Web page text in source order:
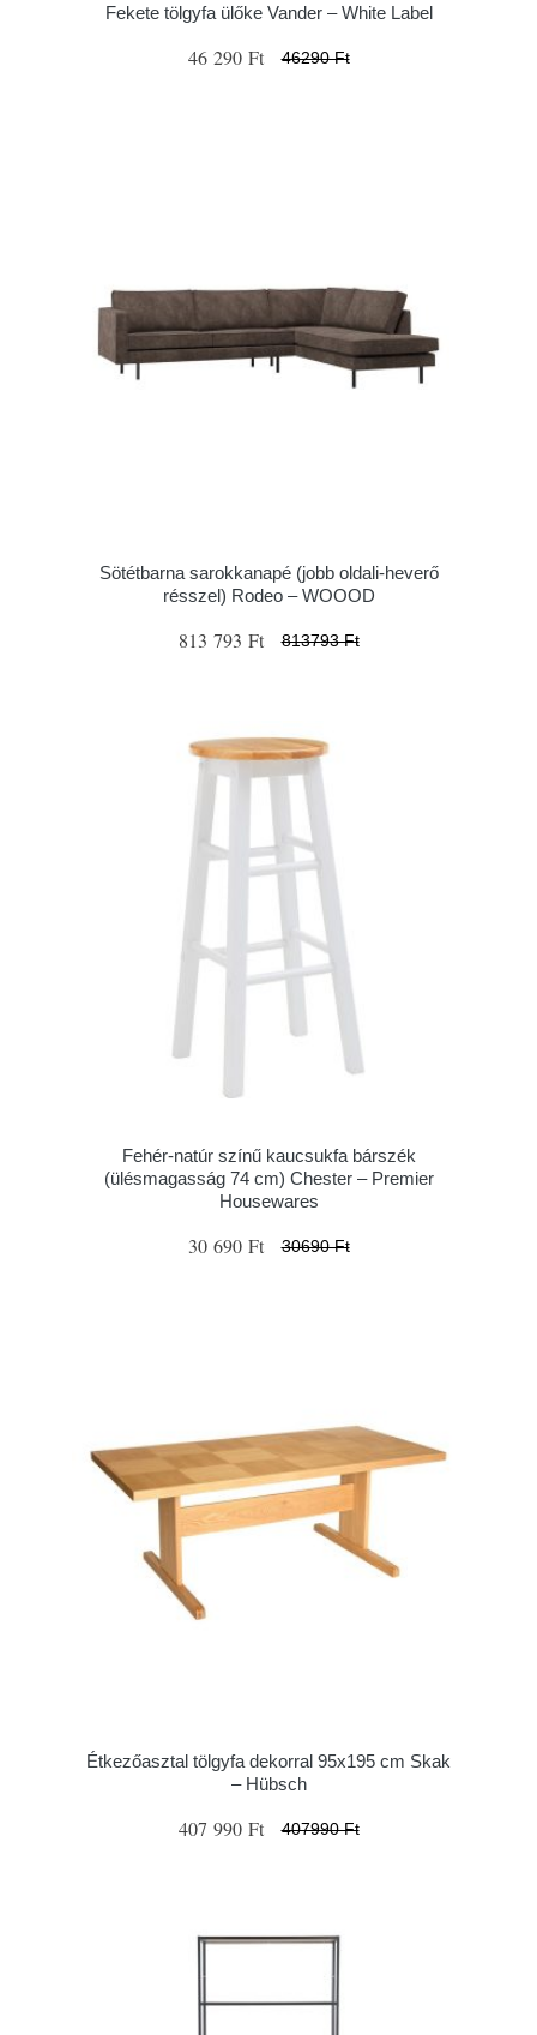
Fekete tölgyfa ülőke Vander – White Label
46 290 Ft 46290 Ft
Sötétbarna sarokkanapé (jobb oldali-heverő
résszel) Rodeo – WOOOD
813 793 Ft 813793 Ft
Fehér-natúr színű kaucsukfa bárszék
(ülésmagasság 74 cm) Chester – Premier
Housewares
30 690 Ft 30690 Ft
Étkezőasztal tölgyfa dekorral 95x195 cm Skak
– Hübsch
407 990 Ft 407990 Ft